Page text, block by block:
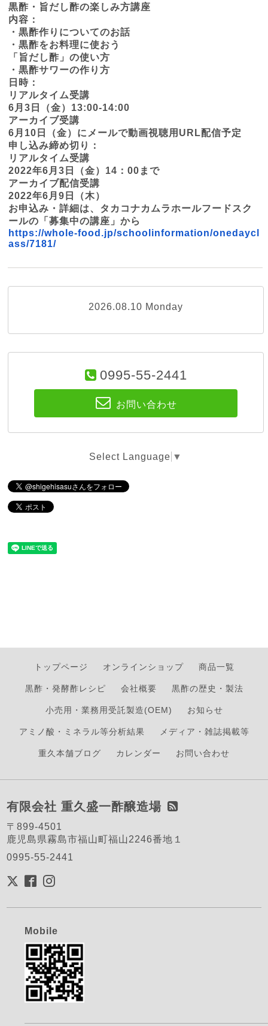
黒酢・旨だし酢の楽しみ方講座
内容：
・黒酢作りについてのお話
・黒酢をお料理に使おう
「旨だし酢」の使い方
・黒酢サワーの作り方
日時：
リアルタイム受講
6月3日（金）13:00-14:00
アーカイブ受講
6月10日（金）にメールで動画視聴用URL配信予定
申し込み締め切り：
リアルタイム受講
2022年6月3日（金）14：00まで
アーカイブ配信受講
2022年6月9日（木）
お申込み・詳細は、タカコナカムラホールフードスク
ールの「募集中の講座」から
https://whole-food.jp/schoolinformation/onedaycl
ass/7181/
2026.08.10 Monday
0995-55-2441
お問い合わせ
Select Language ▼
トップページ オンラインショップ 商品一覧
黒酢・発酵酢レシピ 会社概要 黒酢の歴史・製法
小売用・業務用受託製造(OEM) お知らせ
アミノ酸・ミネラル等分析結果 メディア・雑誌掲載等
重久本舗ブログ カレンダー お問い合わせ
有限会社 重久盛一酢醸造場
〒899-4501
鹿児島県霧島市福山町福山2246番地１
0995-55-2441
Mobile